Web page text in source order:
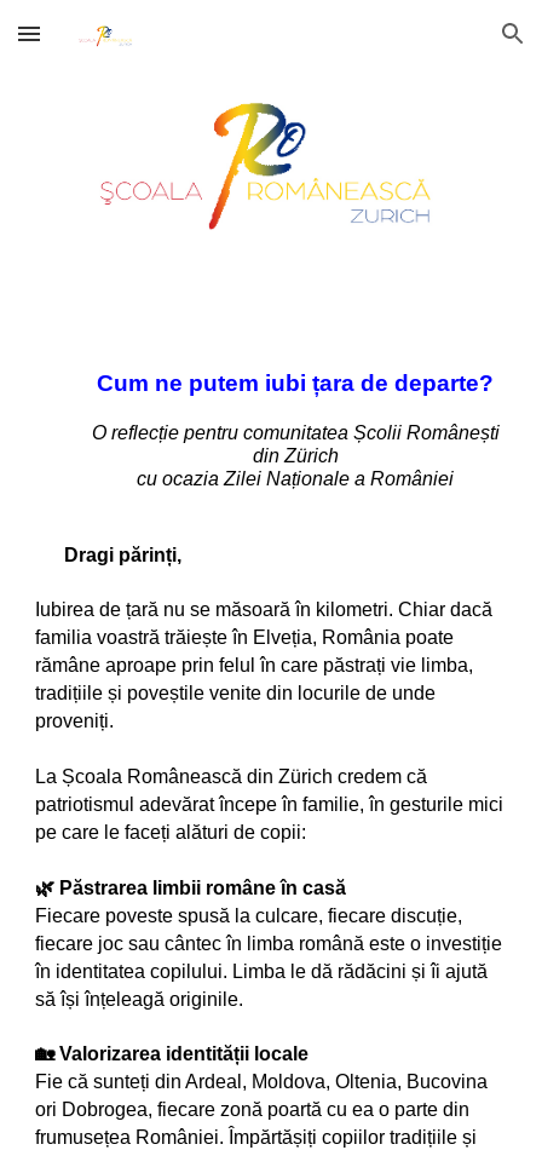
Skip to main content Skip to navigation
Cum ne putem iubi țara de departe?
O reflecție pentru comunitatea Școlii Românești
din Zürich
cu ocazia Zilei Naționale a României
Dragi părinți,
Iubirea de țară nu se măsoară în kilometri. Chiar dacă
familia voastră trăiește în Elveția, România poate
rămâne aproape prin felul în care păstrați vie limba,
tradițiile și poveștile venite din locurile de unde
proveniți.
La Școala Românească din Zürich credem că
patriotismul adevărat începe în familie, în gesturile mici
pe care le faceți alături de copii:
🌿 Păstrarea limbii române în casă
Fiecare poveste spusă la culcare, fiecare discuție,
fiecare joc sau cântec în limba română este o investiție
în identitatea copilului. Limba le dă rădăcini și îi ajută
să își înțeleagă originile.
🏡 Valorizarea identității locale
Fie că sunteți din Ardeal, Moldova, Oltenia, Bucovina
ori Dobrogea, fiecare zonă poartă cu ea o parte din
frumusețea României. Împărtășiți copiilor tradițiile și